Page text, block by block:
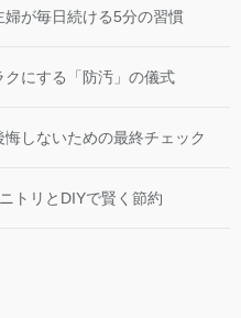
が毎日続ける5分の習慣
にする「防汚」の儀式
しないための最終チェック
トリとDIYで賢く節約